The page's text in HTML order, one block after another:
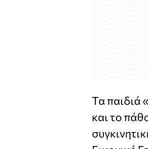
Ταπαιδιά
και το